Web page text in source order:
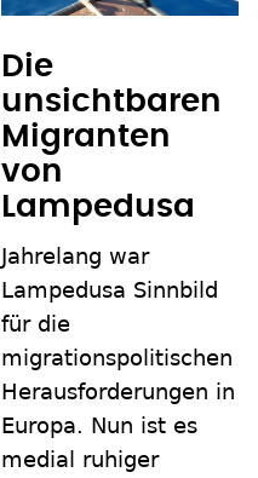
Die
unsichtbaren
Migranten
von
Lampedusa
Jahrelang war
Lampedusa Sinnbild
für die
migrationspolitischen
Herausforderungen in
Europa. Nun ist es
medial ruhiger